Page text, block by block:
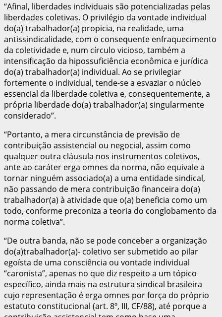
“Afinal, liberdades individuais são potencializadas pelas
liberdades coletivas. O privilégio da vontade individual
do(a) trabalhador(a) propicia, na realidade, uma
antissindicalidade, com o consequente enfraquecimento
da coletividade e, num círculo vicioso, também a
intensificação da hipossuficiência econômica e jurídica
do(a) trabalhador(a) individual. Ao se privilegiar
fortemente o individual, tende-se a esvaziar o núcleo
essencial da liberdade coletiva e, consequentemente, a
própria liberdade do(a) trabalhador(a) singularmente
considerado”.
“Portanto, a mera circunstância de previsão de
contribuição assistencial ou negocial, assim como
qualquer outra cláusula nos instrumentos coletivos,
ante ao caráter erga omnes da norma, não equivale a
tornar ninguém associado(a) a uma entidade sindical,
não passando de mera contribuição financeira do(a)
trabalhador(a) à atividade que o(a) beneficia como um
todo, conforme preconiza a teoria do conglobamento da
norma coletiva”.
“De outra banda, não se pode conceber a organização
do(a)trabalhador(a)- coletivo ser submetido ao pilar
egoísta de uma consciência ou vontade individual
“caronista”, apenas no que diz respeito a um tópico
específico, ainda mais na estrutura sindical brasileira
cujo representação é erga omnes por força do próprio
estatuto constitucional (art. 8º, III, CF/88), até porque a